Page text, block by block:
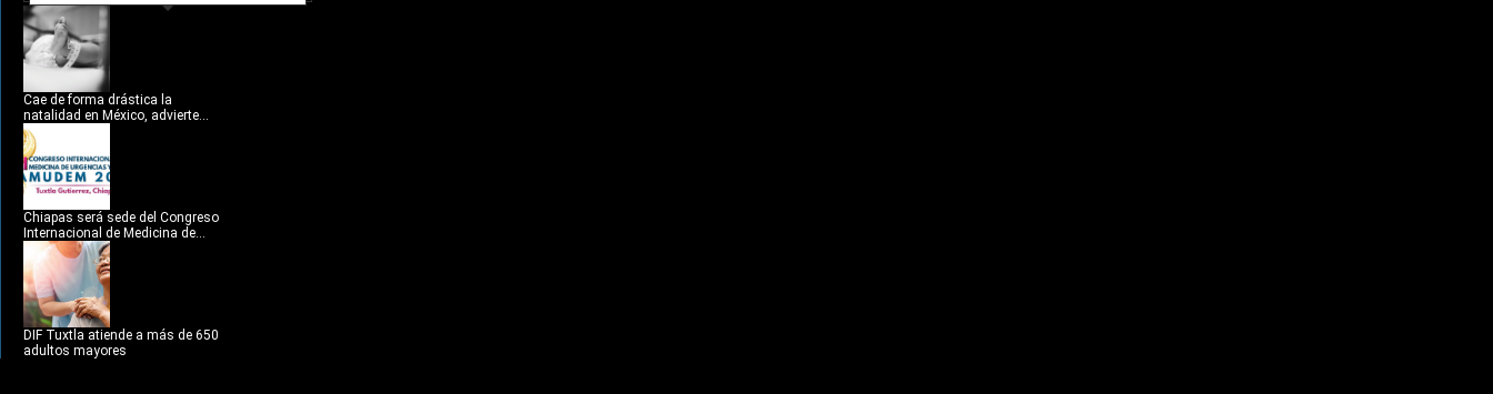
Cae de forma drástica la
natalidad en México, advierte...
Chiapas será sede del Congreso
Internacional de Medicina de...
DIF Tuxtla atiende a más de 650
adultos mayores